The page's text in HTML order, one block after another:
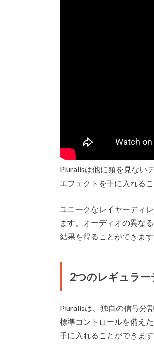
Pluralisは他に類を見ない
エフェクトを手に入れるこ
ユニークなレイヤーディ
ます。オーディオの異な
結果を得ることができます
2つのレギュラー
Pluralisは、独自の信号分
標準コントロールを備え
手に入れることができま